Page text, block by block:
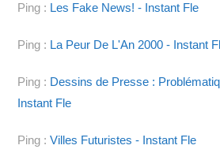
Ping : Les Fake News! - Instant Fle
Ping : La Peur De L'An 2000 - Instant
Ping : Dessins de Presse :
Instant Fle
Ping :Villes Futuristes - Instant Fle